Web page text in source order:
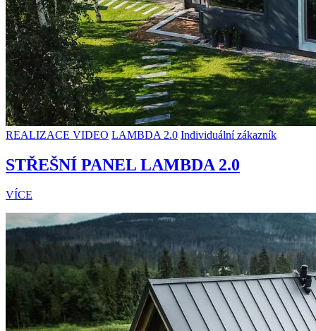
REALIZACE VIDEO LAMBDA 2.0 Individuální zákazník
STŘEŠNÍ PANEL LAMBDA 2.0
VÍCE